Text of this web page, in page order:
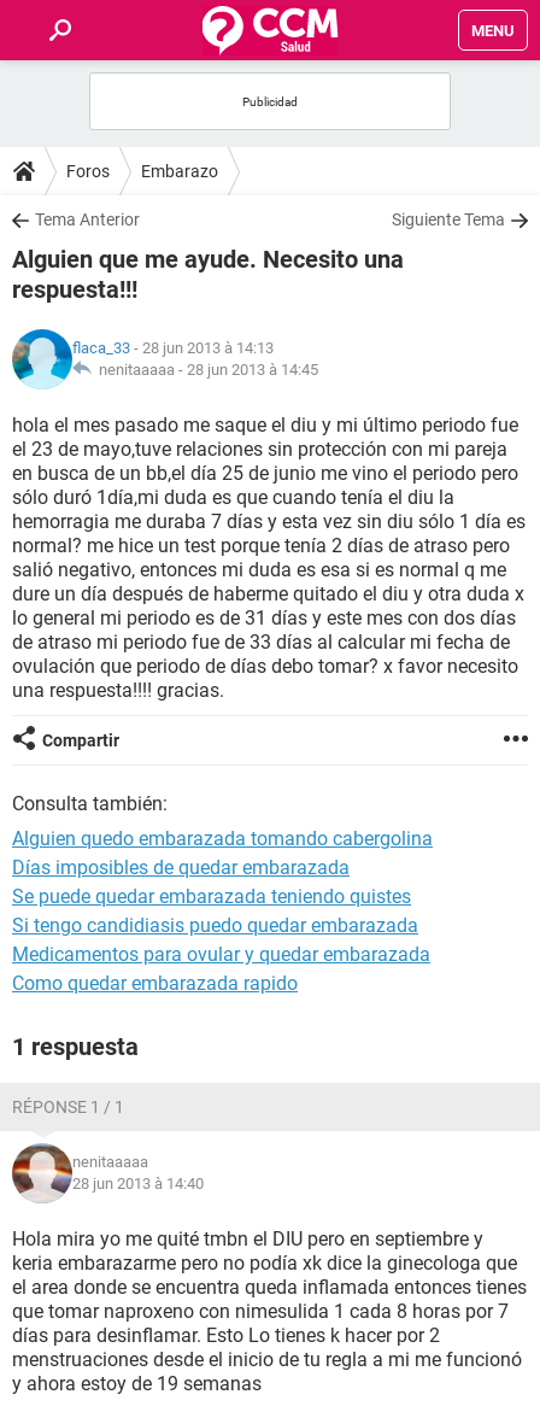
MENU
FORUMS
SALUD
FAMILIA
NUTRICIÓN
SEXUALIDAD
GLOSARIO
Foros Embarazo
Tema Anterior Siguiente Tema
Alguien que me ayude. Necesito una
respuesta!!!
flaca_33 - 28 jun 2013 à 14:13
nenitaaaaa - 28 jun 2013 à 14:45
hola el mes pasado me saque el diu y mi último periodo fue
el 23 de mayo,tuve relaciones sin protección con mi pareja
en busca de un bb,el día 25 de junio me vino el periodo pero
sólo duró 1día,mi duda es que cuando tenía el diu la
hemorragia me duraba 7 días y esta vez sin diu sólo 1 día es
normal? me hice un test porque tenía 2 días de atraso pero
salió negativo, entonces mi duda es esa si es normal q me
dure un día después de haberme quitado el diu y otra duda x
lo general mi periodo es de 31 días y este mes con dos días
de atraso mi periodo fue de 33 días al calcular mi fecha de
ovulación que periodo de días debo tomar? x favor necesito
una respuesta!!!! gracias.
Compartir
Consulta también:
Alguien quedo embarazada tomando cabergolina
Días imposibles de quedar embarazada
Se puede quedar embarazada teniendo quistes
Si tengo candidiasis puedo quedar embarazada
Medicamentos para ovular y quedar embarazada
Como quedar embarazada rapido
1 respuesta
RÉPONSE 1 / 1
nenitaaaaa
28 jun 2013 à 14:40
Hola mira yo me quité tmbn el DIU pero en septiembre y
keria embarazarme pero no podía xk dice la ginecologa que
el area donde se encuentra queda inflamada entonces tienes
que tomar naproxeno con nimesulida 1 cada 8 horas por 7
días para desinflamar. Esto Lo tienes k hacer por 2
menstruaciones desde el inicio de tu regla a mi me funcionó
y ahora estoy de 19 semanas